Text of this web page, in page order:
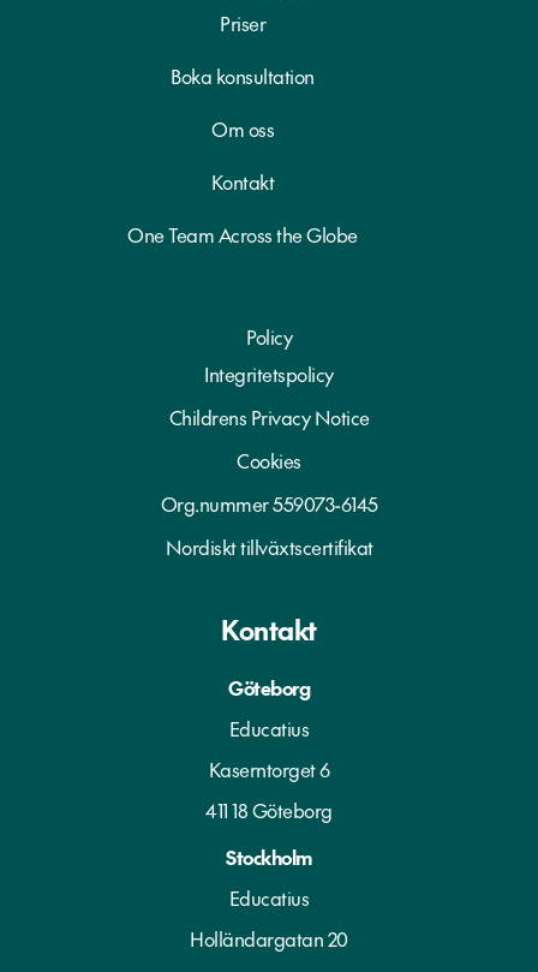
Priser
Boka konsultation
Om oss
Kontakt
One Team Across the Globe
Policy
Integritetspolicy
Childrens Privacy Notice
Cookies
Org.nummer 559073-6145
Nordiskt tillväxtscertifikat
Kontakt
Göteborg
Educatius
Kaserntorget 6
411 18 Göteborg
Stockholm
Educatius
Holländargatan 20